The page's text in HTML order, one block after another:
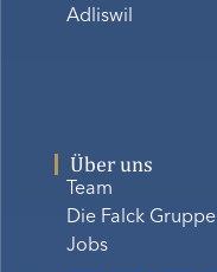
Adliswil
Über uns
Team
Die Falck Gruppe
Jobs